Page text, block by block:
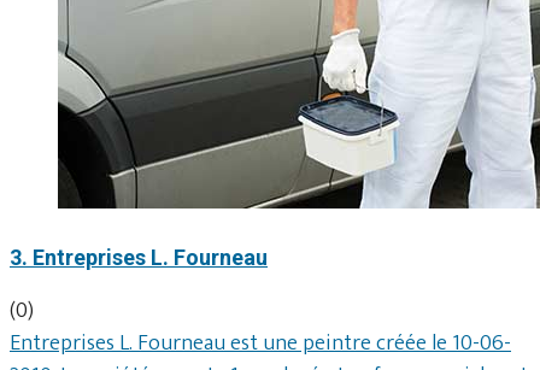
3. Entreprises L. Fourneau
(0)
Entreprises L. Fourneau est une peintre créée le 10-06-